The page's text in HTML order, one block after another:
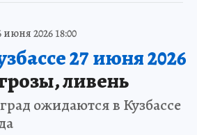
июня 2026 18:00
27 июня 2026
ливень
ожидаются в Кузбассе